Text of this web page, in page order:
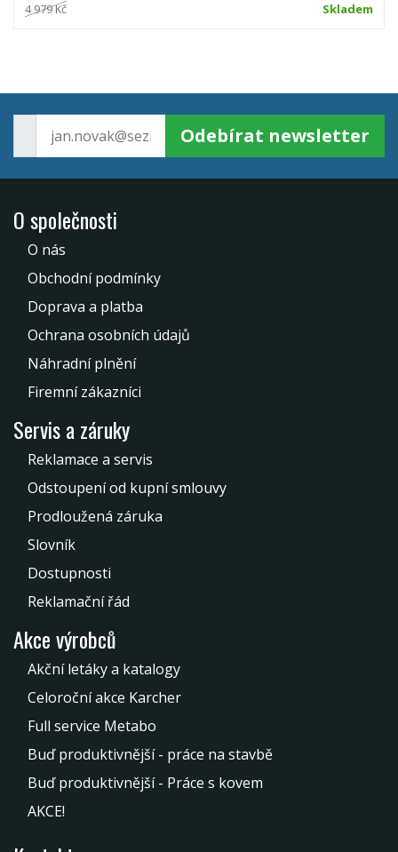
4 979 Kč Skladem
Odebírat newsletter
O společnosti
O nás
Obchodní podmínky
Doprava a platba
Ochrana osobních údajů
Náhradní plnění
Firemní zákazníci
Servis a záruky
Reklamace a servis
Odstoupení od kupní smlouvy
Prodloužená záruka
Slovník
Dostupnosti
Reklamační řád
Akce výrobců
Akční letáky a katalogy
Celoroční akce Karcher
Full service Metabo
Buď produktivnější - práce na stavbě
Buď produktivnější - Práce s kovem
AKCE!